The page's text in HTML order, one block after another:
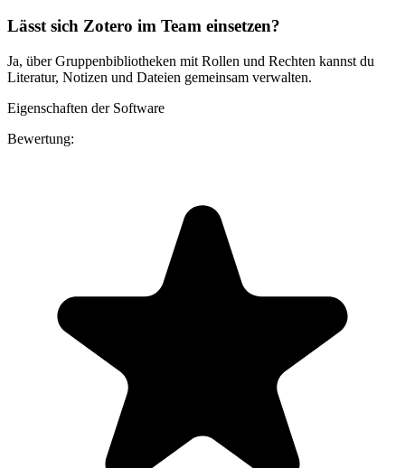
Lässt sich Zotero im Team einsetzen?
Ja, über Gruppenbibliotheken mit Rollen und Rechten kannst du
Literatur, Notizen und Dateien gemeinsam verwalten.
Eigenschaften der Software
Bewertung: